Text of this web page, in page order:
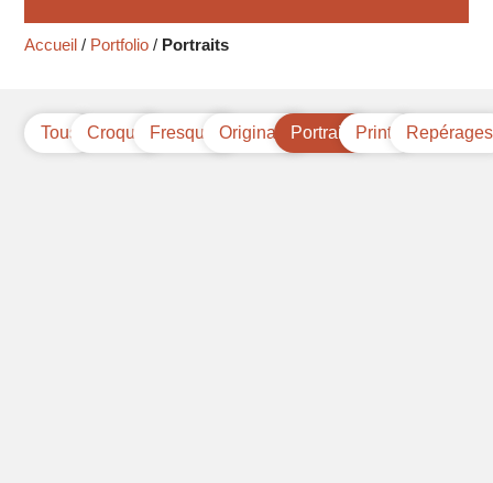
Accueil / Portfolio / Portraits
Tous Croquis FresquesOriginauxPortraits Prints Repérages